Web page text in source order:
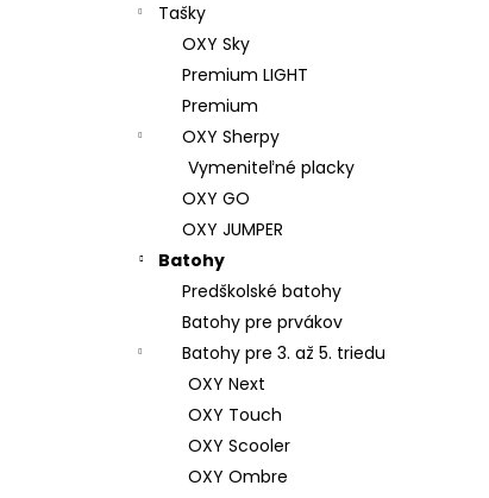
Tašky
OXY Sky
Premium LIGHT
Premium
OXY Sherpy
Vymeniteľné placky
OXY GO
OXY JUMPER
Batohy
Predškolské batohy
Batohy pre prvákov
Batohy pre 3. až 5. triedu
OXY Next
OXY Touch
OXY Scooler
OXY Ombre
ŠKOLSKÝ SET 8-DIELNY OXY GO
FOOTBALL CHAMPIONSHIP
130 €